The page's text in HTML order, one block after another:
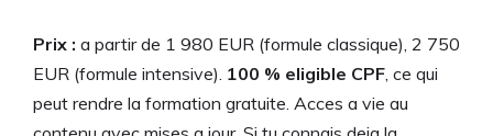
Prix : a partir de 1 980 EUR (formule classique), 2 750
EUR (formule intensive). 100 % eligible CPF , ce qui
peut rendre la formation gratuite. Acces a vie au